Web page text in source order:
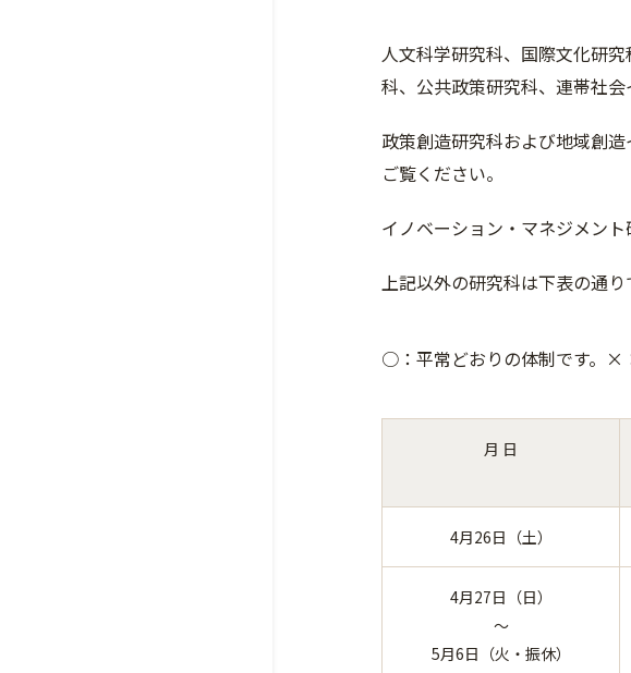
人文科学研究科、国際文化研
科、公共政策研究科、連帯社
政策創造研究科および地域創
ご覧ください。
イノベーション・マネジメン
上記以外の研究科は下表の通り
○：平常どおりの体制です。×
月 日
4月26日（土）
4月27日（日）
～
5月6日（火・振休）